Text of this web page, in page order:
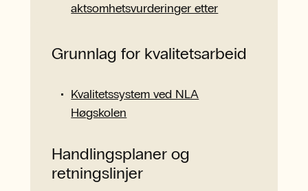
aktsomhetsvurderinger etter
Høgskolen
Grunnlag for kvalitetsarbeid
Kvalitetssystem ved NLA
Høgskolen
Handlingsplaner og
retningslinjer